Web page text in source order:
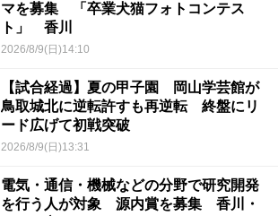
マを募集 「卒業犬猫フォトコンテス
ト」 香川
2026/8/9(日)14:10
【試合経過】夏の甲子園 岡山学芸館が
鳥取城北に逆転許すも再逆転 終盤にリ
ード広げて初戦突破
2026/8/9(日)13:31
電気・通信・機械などの分野で研究開発
を行う人が対象 源内賞を募集 香川・